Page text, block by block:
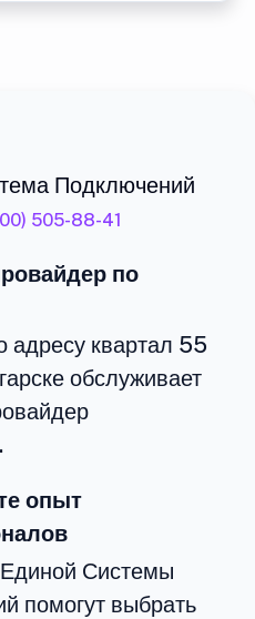
Подключений
505-88-41
по
адресу квартал 55
обслуживает
опыт
Системы
помогут выбрать